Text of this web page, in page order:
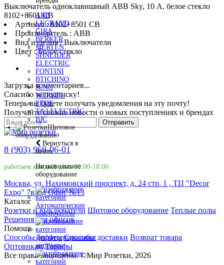
ABB
LEGRAND
GIRA
BERKER
MERTEN
SHNEIDER
ELECTRIC
FONTINI
BTICHINO
JUNG
WERKEL
FEDE
T&J ELECTRIC
BJC
Щитовое
оборудование
Вернуться в
меню
Низковольтное
оборудование
Автоматические
выключатели
Дифференциальные
автоматы
Выключатель одноклавишный ABB Sky, 10 А, белое стекло
8102+8501 CB
Артикул : 8102+8501 CB
Производитель : ABB
Вид изделия : Выключатели
Цвет : Белое стекло
Загрузка комментариев...
Спасибо за подписку!
Теперь вы будете получать уведомления на эту почту!
Получайте свежие новости о новых поступлениях и брендах
Отправить
8 (903) 969-06-01
работаем каждый день 10:00-18:00
Москва, ул. Нахимовский проспект, д. 24 стр. 1 , ТЦ "Decor
Expo" 7вход Офис №13
Каталог
Розетки и выключатели Щитовое оборудование Теплые полы
Решения для офисов
Помощь
Способы оплаты Способы доставки Возврат товара
Оптовикам Тарифы
Все права защищены.©Мир Розетки, 2026